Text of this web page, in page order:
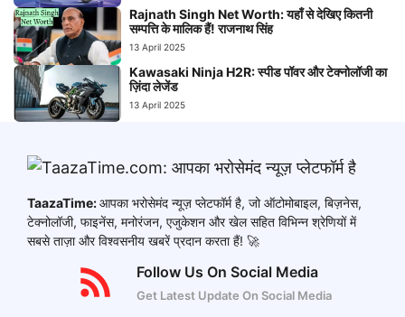
Rajnath Singh Net Worth: यहाँ से देखिए कितनी
सम्पत्ति के मालिक हैं! राजनाथ सिंह
13 April 2025
Kawasaki Ninja H2R: स्पीड पॉवर और टेक्नोलॉजी का
ज़िंदा लेजेंड
13 April 2025
TaazaTime:आपका भरोसेमंद न्यूज़ प्लेटफॉर्म है, जो ऑटोमोबाइल, बिज़नेस,
टेक्नोलॉजी, फाइनेंस, मनोरंजन, एजुकेशन और खेल सहित विभिन्न श्रेणियों में
सबसे ताज़ा और विश्वसनीय खबरें प्रदान करता हैं! 🚀
Follow Us On Social Media
Get Latest Update On Social Media